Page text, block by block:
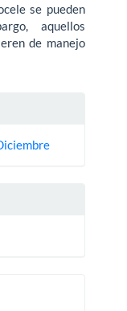
se pueden
aquellos
de manejo